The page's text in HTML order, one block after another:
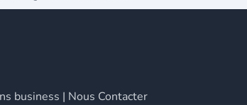
business | Nous Contacter